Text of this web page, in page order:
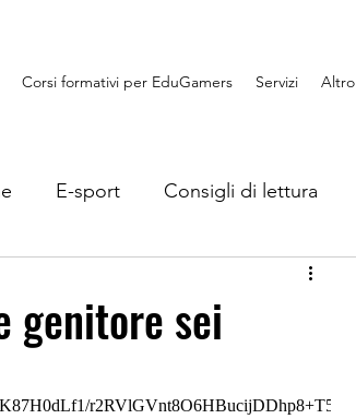
Corsi formativi per EduGamers Servizi Altro
E-sport Consigli di lettura
genitore sei